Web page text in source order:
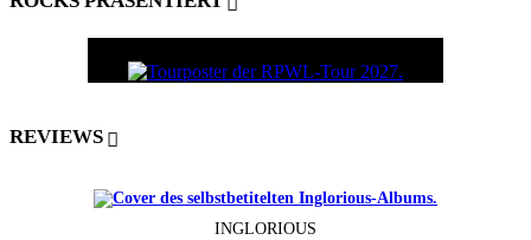
REVIEWS
INGLORIOUS